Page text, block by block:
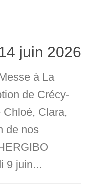
juin 2026
à La
de Crécy-
Chloé, Clara,
de nos
9 juin...